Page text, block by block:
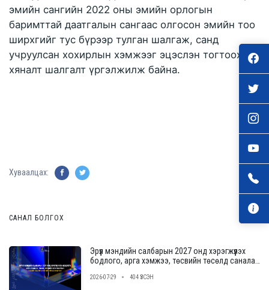
эмийн сангийн 2022 оны эмийн орлогын
баримттай даатгалын сангаас олгосон эмийн тоо
ширхгийг тус бүрээр тулган шалгаж, санд
учруулсан хохирлын хэмжээг эцэслэн тогтоохоор
хяналт шалгалт үргэлжилж байна.
Хуваалцах:
САНАЛ БОЛГОХ
Эрүүл мэндийн салбарын 2027 онд хэрэгжүүлэх
бодлого, арга хэмжээ, төсвийн төсөлд саналаа
2026-07-29 404 ҮЗСЭН